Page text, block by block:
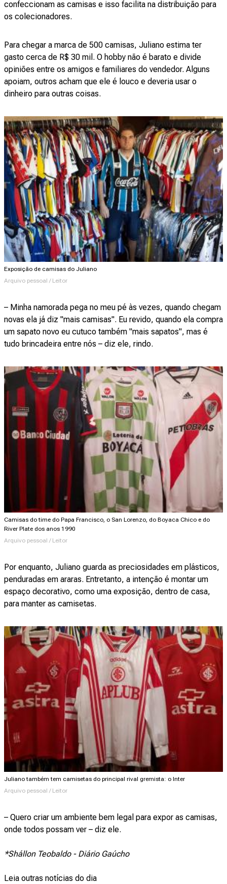
confeccionam as camisas e isso facilita na distribuição para
os colecionadores.
Para chegar a marca de 500 camisas, Juliano estima ter
gasto cerca de R$ 30 mil. O hobby não é barato e divide
opiniões entre os amigos e familiares do vendedor. Alguns
apoiam, outros acham que ele é louco e deveria usar o
dinheiro para outras coisas.
Exposição de camisas do Juliano
Arquivo pessoal / Leitor
– Minha namorada pega no meu pé às vezes, quando chegam
novas ela já diz "mais camisas". Eu revido, quando ela compra
um sapato novo eu cutuco também "mais sapatos", mas é
tudo brincadeira entre nós – diz ele, rindo.
Camisas do time do Papa Francisco, o San Lorenzo, do Boyaca Chico e do
River Plate dos anos 1990
Arquivo pessoal / Leitor
Por enquanto, Juliano guarda as preciosidades em plásticos,
penduradas em araras. Entretanto, a intenção é montar um
espaço decorativo, como uma exposição, dentro de casa,
para manter as camisetas.
Juliano também tem camisetas do principal rival gremista: o Inter
Arquivo pessoal / Leitor
– Quero criar um ambiente bem legal para expor as camisas,
onde todos possam ver – diz ele.
*Shállon Teobaldo - Diário Gaúcho
Leia outras notícias do dia